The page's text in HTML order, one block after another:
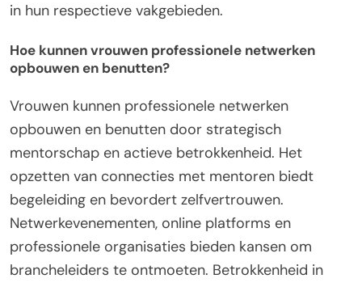
in hun respectieve vakgebieden.
Hoe kunnen vrouwen professionele netwerken
opbouwen en benutten?
Vrouwen kunnen professionele netwerken
opbouwen en benutten door strategisch
mentorschap en actieve betrokkenheid. Het
opzetten van connecties met mentoren biedt
begeleiding en bevordert zelfvertrouwen.
Netwerkevenementen, online platforms en
professionele organisaties bieden kansen om
brancheleiders te ontmoeten. Betrokkenheid in